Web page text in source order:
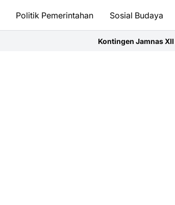
Politik Pemerintahan Sosial Budaya
Kontingen Jamnas XII Ponorogo Resmi